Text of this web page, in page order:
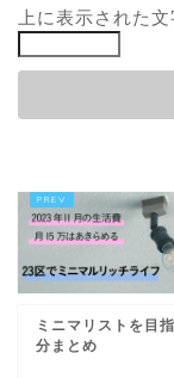
上に表示された
ミニマリストを目
分まとめ